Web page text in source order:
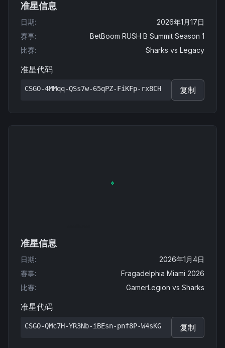
准星信息
日期:
2026年1月17日
赛事:
BetBoom RUSH B Summit Season 1
比赛: Sharks vs Legacy
准星代码
CSGO-4MMqq-QSs7w-65qPZ-FiKFp-rx8CH 复制
准星信息
日期:
2026年1月4日
赛事:
Fragadelphia Miami 2026
比赛: GamerLegion vs Sharks
准星代码
CSGO-QMc7H-YR3Nb-iBEsn-pnf8P-W4sKG 复制